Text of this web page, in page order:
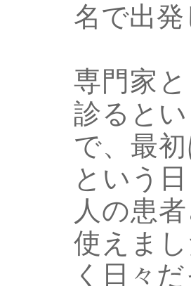
名で出
専門家
診ると
で、最
という
人の患
使えま
く日々